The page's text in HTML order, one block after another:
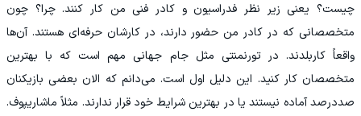
چیست؟ یعنی زیر نظر فدراسیون و کادر فنی من کار کنند. چرا؟ چون
متخصصانی که در کادر من حضور دارند، در کارشان حرفه‌ای هستند. آن‌ها
واقعاً کاربلدند. در تورنمنتی مثل جام جهانی مهم است که با بهترین
متخصصان کار کنید. این دلیل اول است. می‌دانم که الان بعضی بازیکنان
صددرصد آماده نیستند یا در بهترین شرایط خود قرار ندارند. مثلاً ماشاریپوف.